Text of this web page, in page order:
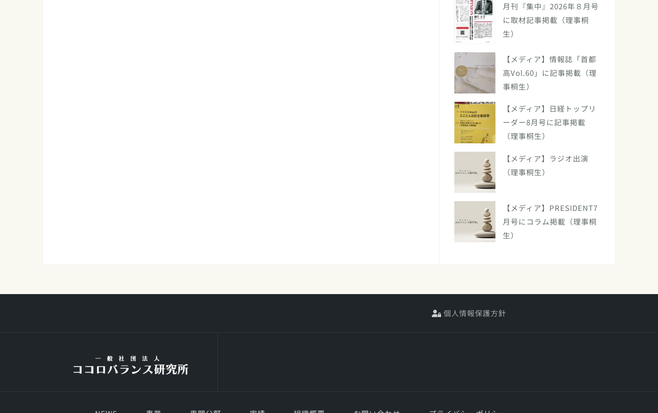
月刊『集中』2026年８月号
に取材記事掲載（理事桐
生）
【メディア】情報誌「首都
高Vol.60」に記事掲載（理
事桐生）
【メディア】日経トップリ
ーダー8月号に記事掲載
（理事桐生）
【メディア】ラジオ出演
（理事桐生）
【メディア】PRESIDENT7
月号にコラム掲載（理事桐
生）
個人情報保護方針